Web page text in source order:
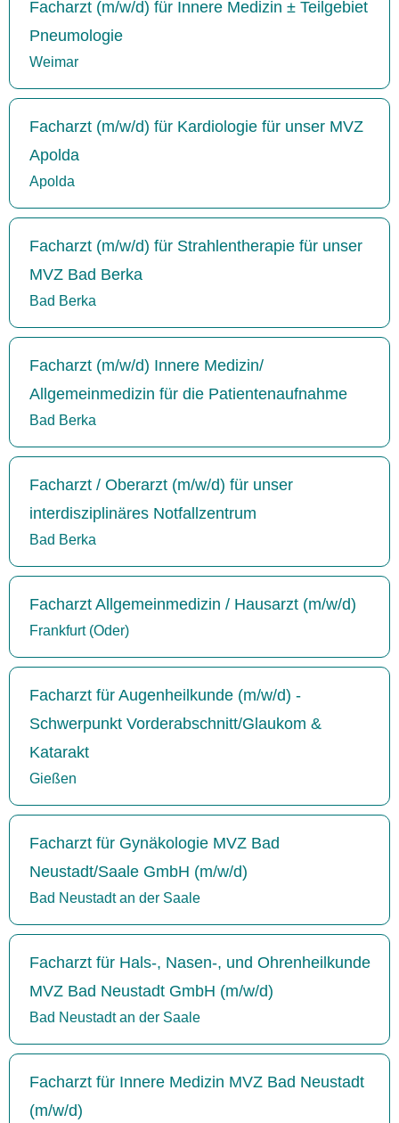
Facharzt (m/w/d) für Innere Medizin ± Teilgebiet
Pneumologie
Weimar
Facharzt (m/w/d) für Kardiologie für unser MVZ
Apolda
Apolda
Facharzt (m/w/d) für Strahlentherapie für unser
MVZ Bad Berka
Bad Berka
Facharzt (m/w/d) Innere Medizin/
Allgemeinmedizin für die Patientenaufnahme
Bad Berka
Facharzt / Oberarzt (m/w/d) für unser
interdisziplinäres Notfallzentrum
Bad Berka
Facharzt Allgemeinmedizin / Hausarzt (m/w/d)
Frankfurt (Oder)
Facharzt für Augenheilkunde (m/w/d) -
Schwerpunkt Vorderabschnitt/Glaukom &
Katarakt
Gießen
Facharzt für Gynäkologie MVZ Bad
Neustadt/Saale GmbH (m/w/d)
Bad Neustadt an der Saale
Facharzt für Hals-, Nasen-, und Ohrenheilkunde
MVZ Bad Neustadt GmbH (m/w/d)
Bad Neustadt an der Saale
Facharzt für Innere Medizin MVZ Bad Neustadt
(m/w/d)